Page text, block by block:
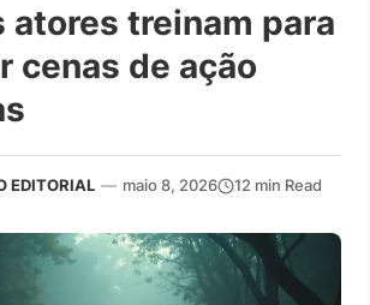
atores treinam para
cenas de ação
EDITORIAL — maio 8, 2026 12 min Read